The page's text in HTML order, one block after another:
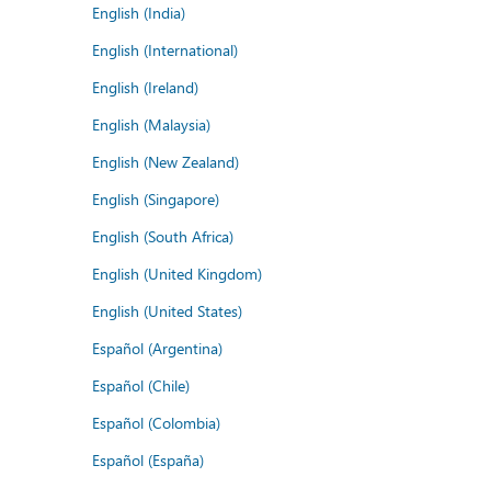
English (India)
English (International)
English (Ireland)
English (Malaysia)
English (New Zealand)
English (Singapore)
English (South Africa)
English (United Kingdom)
English (United States)
Español (Argentina)
Español (Chile)
Español (Colombia)
Español (España)